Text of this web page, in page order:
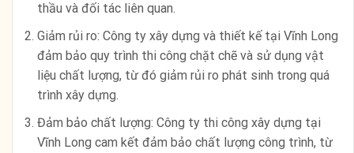
thầu và đối tác liên quan.
Giảm rủi ro: Công ty xây dựng và thiết kế tại Vĩnh Long
đảm bảo quy trình thi công chặt chẽ và sử dụng vật
liệu chất lượng, từ đó giảm rủi ro phát sinh trong quá
trình xây dựng.
Đảm bảo chất lượng: Công ty thi công xây dựng tại
Vĩnh Long cam kết đảm bảo chất lượng công trình, từ